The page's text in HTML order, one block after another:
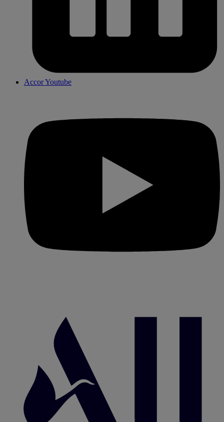
Accor Youtube